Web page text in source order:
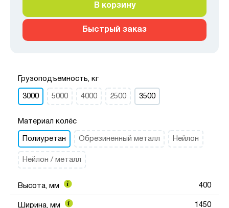
В корзину
Быстрый заказ
Грузоподъемность, кг
3000 5000 4000 2500 3500
Материал колёс
Полиуретан Обрезиненный металл Нейлон
Нейлон / металл
Высота, мм 400
Ширина, мм 1450